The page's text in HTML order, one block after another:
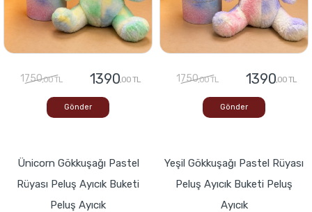
1750,00 TL 1390,00 TL
Gönder
1750,00 TL 1390,00 TL
Gönder
Ünicorn Gökkuşağı Pastel
Rüyası Peluş Ayıcık Buketi
Peluş Ayıcık
Yeşil Gökkuşağı Pastel Rüyası
Peluş Ayıcık Buketi Peluş
Ayıcık